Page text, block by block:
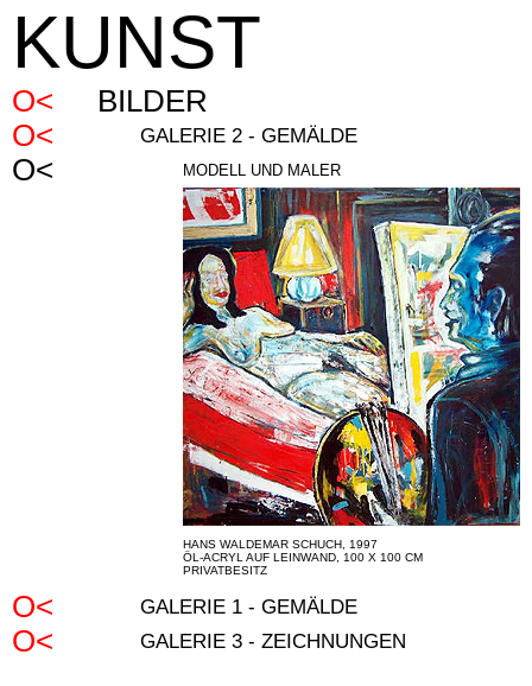
KUNST
BILDER
GALERIE 2 - GEMÄLDE
MODELL UND MALER
HANS WALDEMAR SCHUCH, 1997
ÖL-ACRYL AUF LEINWAND, 100 X 100 CM
PRIVATBESITZ
GALERIE 1 - GEMÄLDE
GALERIE 3 - ZEICHNUNGEN